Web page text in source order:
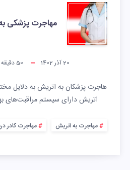
مهاجرت پزشکی
20 آذر 1402 50
هاجرت پزشکان به اتریش به دلایل
اتریش دارای سیستم مراقبت‌های
مهاجرت به اتریش مهاجرت کادر